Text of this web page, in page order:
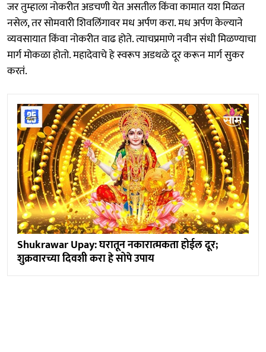
जर तुम्हाला नोकरीत अडचणी येत असतील किंवा कामात यश मिळत
नसेल, तर सोमवारी शिवलिंगावर मध अर्पण करा. मध अर्पण केल्याने
व्यवसायात किंवा नोकरीत वाढ होते. त्याचप्रमाणे नवीन संधी मिळण्याचा
मार्ग मोकळा होतो. महादेवाचे हे स्वरूप अडथळे दूर करून मार्ग सुकर
करतं.
Shukrawar Upay: घरातून नकारात्मकता होईल दूर;
शुक्रवारच्या दिवशी करा हे सोपे उपाय